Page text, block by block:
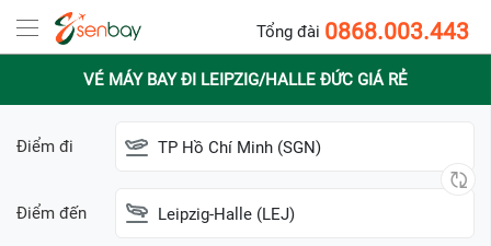
Tổng đài 0868.003.443
VÉ MÁY BAY ĐI LEIPZIG/HALLE ĐỨC GIÁ RẺ
Điểm đi TP Hồ Chí Minh (SGN)
Điểm đến Leipzig-Halle (LEJ)